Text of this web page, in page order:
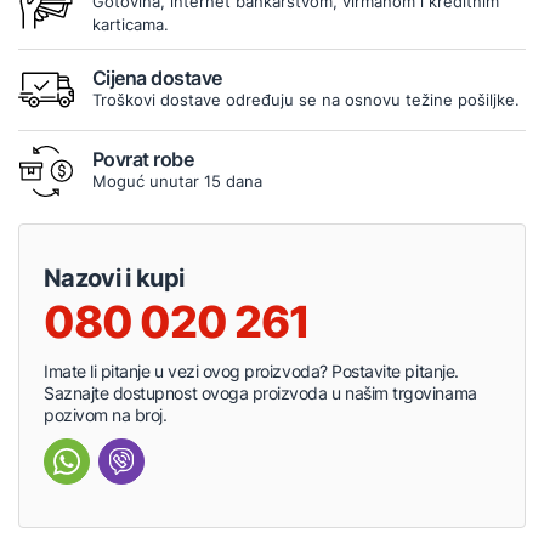
karticama.
Cijena dostave
Troškovi dostave određuju se na osnovu težine pošiljke.
Povrat robe
Moguć unutar 15 dana
Nazovi i kupi
080 020 261
Imate li pitanje u vezi ovog proizvoda? Postavite pitanje.
Saznajte dostupnost ovoga proizvoda u našim trgovinama
pozivom na broj.